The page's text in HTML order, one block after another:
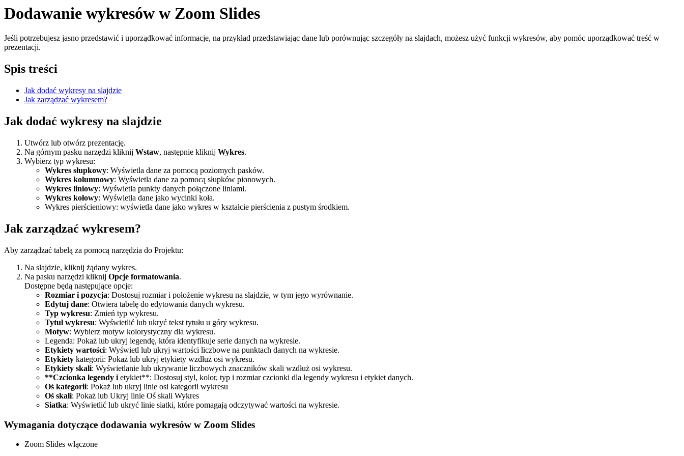
Dodawanie wykresów w Zoom Slides
Jeśli potrzebujesz jasno przedstawić i uporządkować informacje, na przykład przedstawiając dane lub porównując szczegóły na slajdach, możesz użyć funkcji wykresów, aby pomóc uporządkować treść w
prezentacji.
Spis treści
Jak dodać wykresy na slajdzie
Jak zarządzać wykresem?
Jak dodać wykresy na slajdzie
Utwórz lub otwórz prezentację.
Na górnym pasku narzędzi kliknij Wstaw, następnie kliknij Wykres.
Wybierz typ wykresu:
Wykres słupkowy: Wyświetla dane za pomocą poziomych pasków.
Wykres kolumnowy: Wyświetla dane za pomocą słupków pionowych.
Wykres liniowy: Wyświetla punkty danych połączone liniami.
Wykres kołowy: Wyświetla dane jako wycinki koła.
Wykres pierścieniowy: wyświetla dane jako wykres w kształcie pierścienia z pustym środkiem.
Jak zarządzać wykresem?
Aby zarządzać tabelą za pomocą narzędzia do Projektu:
Na slajdzie, kliknij żądany wykres.
Na pasku narzędzi kliknij Opcje formatowania.
Dostępne będą następujące opcje:
Rozmiar i pozycja: Dostosuj rozmiar i położenie wykresu na slajdzie, w tym jego wyrównanie.
Edytuj dane: Otwiera tabelę do edytowania danych wykresu.
Typ wykresu: Zmień typ wykresu.
Tytuł wykresu: Wyświetlić lub ukryć tekst tytułu u góry wykresu.
Motyw: Wybierz motyw kolorystyczny dla wykresu.
Legenda: Pokaż lub ukryj legendę, która identyfikuje serie danych na wykresie.
Etykiety wartości: Wyświetl lub ukryj wartości liczbowe na punktach danych na wykresie.
Etykiety kategorii: Pokaż lub ukryj etykiety wzdłuż osi wykresu.
Etykiety skali: Wyświetlanie lub ukrywanie liczbowych znaczników skali wzdłuż osi wykresu.
**Czcionka legendy i etykiet**: Dostosuj styl, kolor, typ i rozmiar czcionki dla legendy wykresu i etykiet danych.
Oś kategorii: Pokaż lub ukryj linie osi kategorii wykresu
Oś skali: Pokaż lub Ukryj linie Oś skali Wykres
Siatka: Wyświetlić lub ukryć linie siatki, które pomagają odczytywać wartości na wykresie.
Wymagania dotyczące dodawania wykresów w Zoom Slides
Zoom Slides włączone